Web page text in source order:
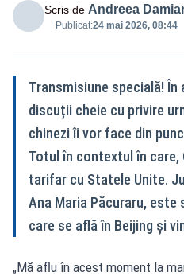
Scris de Andreea
Publicat:24 mai 2026, 08:44
Transmisiune specială! În
discuții cheie cu privire
chinezi îi vor face din
Totul în contextul în care,
tarifar cu Statele Unite.
Ana Maria Păcuraru,
care se află în Beijing și
„Mă aflu în acest moment la